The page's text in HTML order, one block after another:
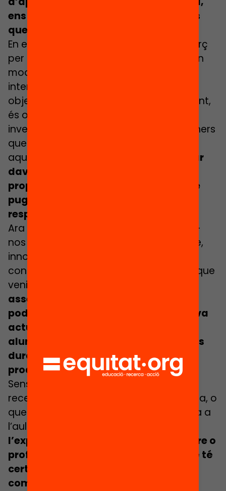
ens pot prevenir d’aquelles inversions
que no tinguin cap fonament.
En efecte, és evident que si fem un esforç
per canviar una pràctica educativa o un
model organitzatiu ho farem amb la
intenció de millorar els resultats en els
objectius que ens hem proposat. Per tant,
és obvi que voldrem evitar qualsevol
inversió de temps, dedicació, il·lusió i diners
que no promogui aquesta millora. En
aquest sentit,
la ciència ens pot alertar
davant de propostes que no
proporcionin beneficis o, fins i tot, que
puguin provocar un empitjorament
respecte al que ja s’està fent.
Ara bé, la ciència no només pot ajudar-
nos a avaluar les propostes, diguem-ne,
innovadores, sinó que també pot
contribuir a determinar l’eficàcia d’allò que
venim fent. En realitat,
assenyalat molts dels aspectes on
podríem millorar la pràctica educativa
actual si el que es desitja és que els
alumnes desenvolupin aprenentatges
duradors, transferibles, funcionals i
productius.
Sens dubte, hi haurà qui pensi que la
recerca en aquest àmbit és innecessària, o
que no pot aportar res que l’experiència a
l’aula no faci ja evident. Per suposat,
l’experiència que s’obté fent de mestre o
professor és inestimable, però també té
certes limitacions que la ciència pot
complementar.